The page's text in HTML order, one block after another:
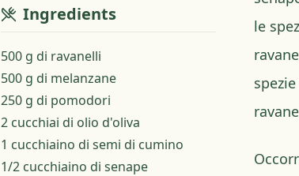
Ingredients
500 g di ravanelli
500 g di melanzane
250 g di pomodori
2 cucchiai di olio d'oliva
1 cucchiaino di semi di cumino
1/2 cucchiaino di senape
le